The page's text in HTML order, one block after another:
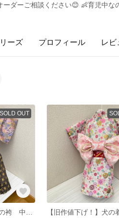
ーダーご相談ください😊 👶育児中な
ーズ プロフィール レビ
SOLD OUT